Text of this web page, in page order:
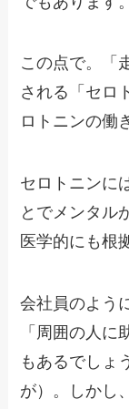
この点で。「
される「セロ
ロトニンの働
セロトニンに
とでメンタル
医学的にも根
会社員のよう
「周囲の人に
もあるでしょ
が）。しかし